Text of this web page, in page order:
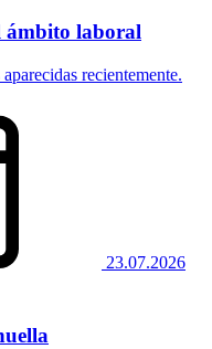
ámbito laboral
recientemente.
23.07.2026